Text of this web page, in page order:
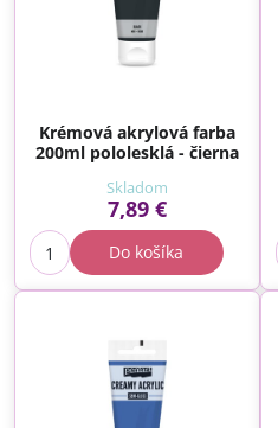
Krémová akrylová farba
200ml pololesklá - čierna
Skladom
7,89 €
Do košíka